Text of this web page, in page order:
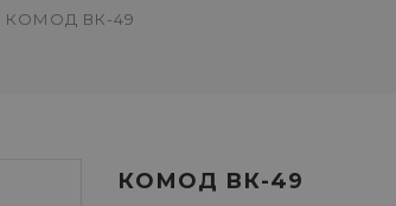
КОМОД ВК-49
КОМОД ВК-49